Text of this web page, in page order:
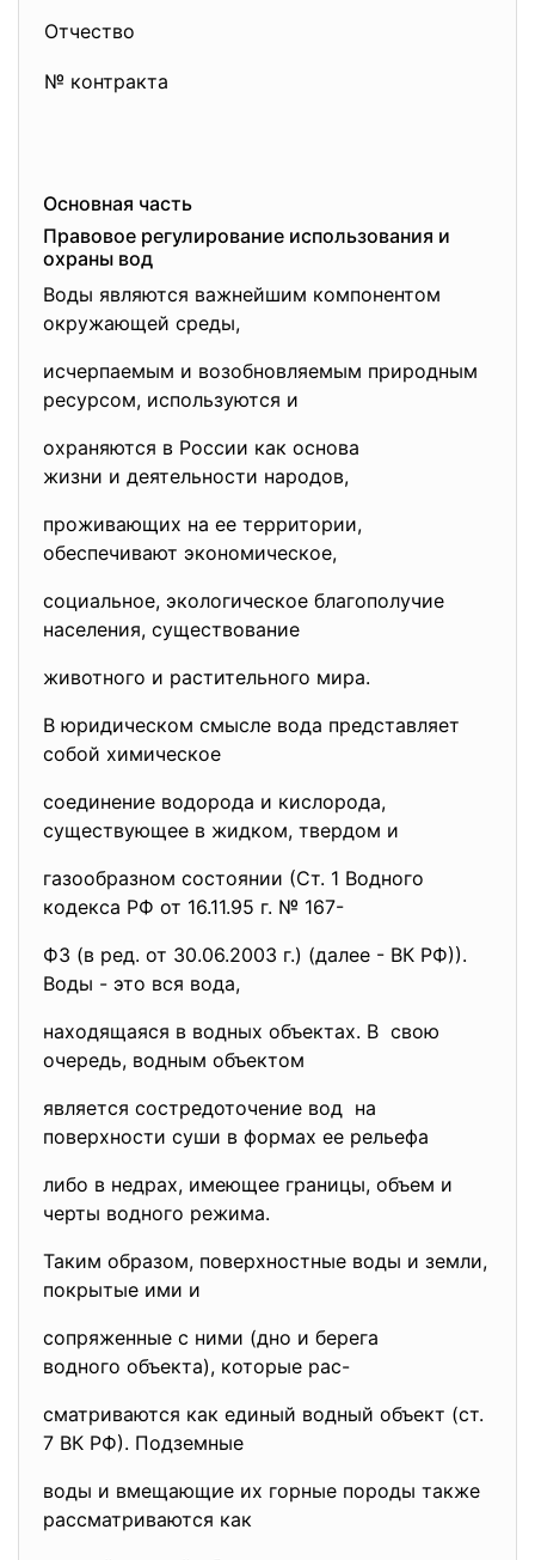
Отчество
№ контракта
Основная часть
Правовое регулирование использования и
охраны вод
Воды являются важнейшим компонентом
окружающей среды,
исчерпаемым и возобновляемым природным
ресурсом, используются и
охраняются в России как основа
жизни и деятельности народов,
проживающих на ее территории,
обеспечивают экономическое,
социальное, экологическое благополучие
населения, существование
животного и растительного мира.
В юридическом смысле вода представляет
собой химическое
соединение водорода и кислорода,
существующее в жидком, твердом и
газообразном состоянии (Ст. 1 Водного
кодекса РФ от 16.11.95 г. № 167-
ФЗ (в ред. от 30.06.2003 г.) (далее - ВК РФ)).
Воды - это вся вода,
находящаяся в водных объектах. В свою
очередь, водным объектом
является состредоточение вод на
поверхности суши в формах ее рельефа
либо в недрах, имеющее границы, объем и
черты водного режима.
Таким образом, поверхностные воды и земли,
покрытые ими и
сопряженные с ними (дно и берега
водного объекта), которые рас-
сматриваются как единый водный объект (ст.
7 ВК РФ). Подземные
воды и вмещающие их горные породы также
рассматриваются как